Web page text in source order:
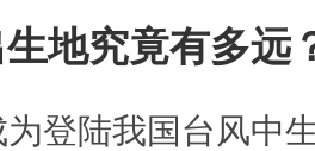
地究竟有多远
为登陆我国台风中